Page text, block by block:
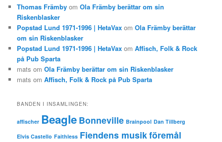
Thomas Främby omOla Främby berättar om sin
Riskenblasker
Popstad Lund 1971-1996 | HetaVax omOla Främby berättar
om sin Riskenblasker
Popstad Lund 1971-1996 | HetaVax omAffisch, Folk & Rock
på Pub Sparta
mats omOla Främby berättar om sin Riskenblasker
mats omAffisch, Folk & Rock på Pub Sparta
BANDEN I INSAMLINGEN:
affischer Beagle Bonneville Brainpool Dan Tillberg
Elvis Castello Faithless Fiendens musikföremål